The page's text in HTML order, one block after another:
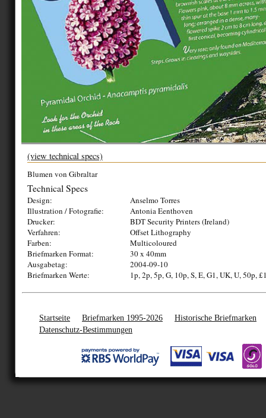
(view technical specs)
Blumen von Gibraltar
Technical Specs
Design:
Anselmo Torres
Illustration / Fotografie:
Antonia Eenthoven
Drucker:
BDT Security Printers (Ireland)
Verfahren:
Offset Lithography
Farben:
Multicoloured
Briefmarken Format:
30 x 40mm
Ausgabetag:
2004-09-10
Briefmarken Werte:
1p, 2p, 5p, G, 10p, S, E, G1, UK, U, 50p,
Startseite Briefmarken 1995-2026
Historische Briefmarken
Datenschutz-Bestimmungen